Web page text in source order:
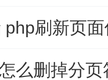
刷新页
么删掉分页